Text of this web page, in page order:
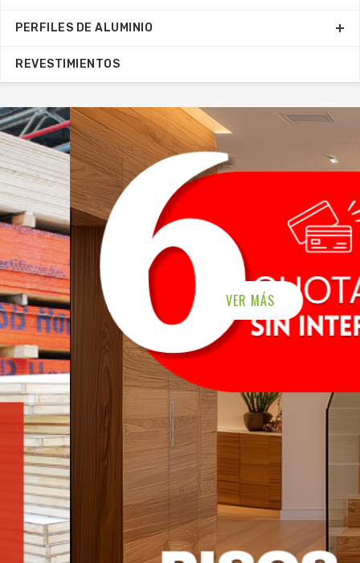
PERFILES DE ALUMINIO
REVESTIMIENTOS
VER MÁS